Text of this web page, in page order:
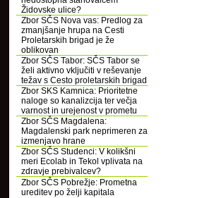
Židovske ulice?
Zbor SČS Nova vas: Predlog za
zmanjšanje hrupa na Cesti
Proletarskih brigad je že
oblikovan
Zbor SČS Tabor: SČS Tabor se
želi aktivno vključiti v reševanje
težav s Cesto proletarskih brigad
Zbor SKS Kamnica: Prioritetne
naloge so kanalizcija ter večja
varnost in urejenost v prometu
Zbor SČS Magdalena:
Magdalenski park neprimeren za
izmenjavo hrane
Zbor SČS Studenci: V kolikšni
meri Ecolab in Tekol vplivata na
zdravje prebivalcev?
Zbor SČS Pobrežje: Prometna
ureditev po želji kapitala